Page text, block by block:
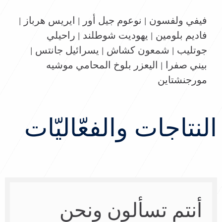
فيفي ولفسون | نوعوم جيل أور | ايريس هرباز |
فاديم بلومين | يهوديت شوطلند | راحيلي
جوتليب | شمعون كشاش | يسرائيل جانتس |
بيني صفرا | اليعزر بلوخ المحامي موشيه
مورجنشتاين
النتاجات والفعّاليّات
أنتم تسألون ونحن